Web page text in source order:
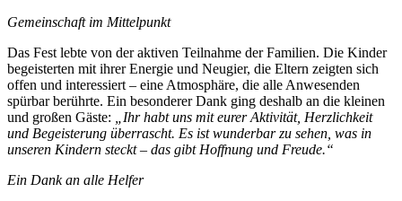
Gemeinschaft im Mittelpunkt
Das Fest lebte von der aktiven Teilnahme der Familien. Die Kinder
begeisterten mit ihrer Energie und Neugier, die Eltern zeigten sich
offen und interessiert – eine Atmosphäre, die alle Anwesenden
spürbar berührte. Ein besonderer Dank ging deshalb an die kleinen
und großen Gäste:
„Ihr habt uns mit eurer Aktivität, Herzlichkeit
und Begeisterung überrascht. Es ist wunderbar zu sehen, was in
unseren Kindern steckt – das gibt Hoffnung und Freude.“
Ein Dank an alle Helfer